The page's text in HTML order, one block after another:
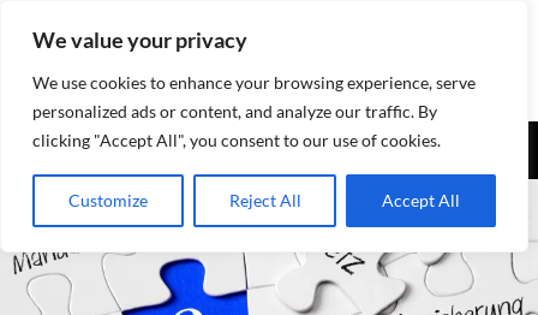
We value your privacy
We use cookies to enhance your browsing experience, serve
personalized ads or content, and analyze our traffic. By
clicking "Accept All", you consent to our use of cookies.
Customize Reject All Accept All
Assurances-sociales.info
Recherche